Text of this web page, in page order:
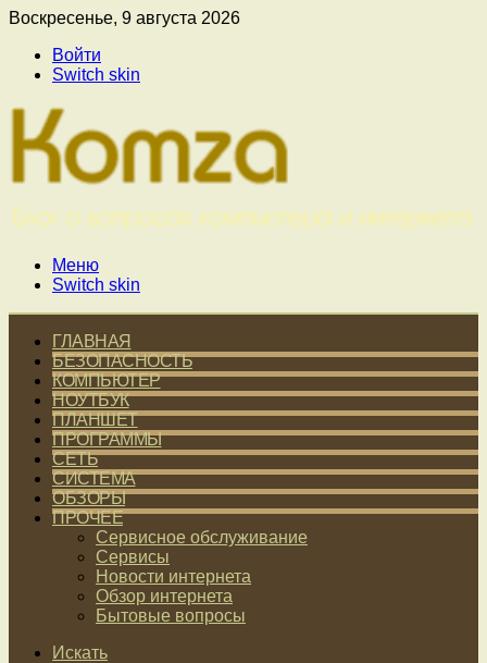
Воскресенье, 9 августа 2026
Войти
Switch skin
Меню
Switch skin
ГЛАВНАЯ
БЕЗОПАСНОСТЬ
КОМПЬЮТЕР
НОУТБУК
ПЛАНШЕТ
ПРОГРАММЫ
СЕТЬ
СИСТЕМА
ОБЗОРЫ
ПРОЧЕЕ
Сервисное обслуживание
Сервисы
Новости интернета
Обзор интернета
Бытовые вопросы
Искать